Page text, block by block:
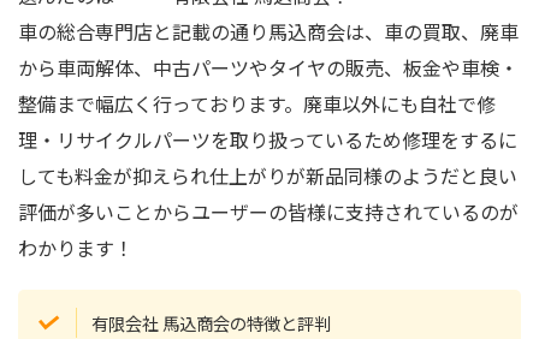
車の総合専門店と記載の通り馬込商会は、車の買取、廃車
から車両解体、中古パーツやタイヤの販売、板金や車検・
整備まで幅広く行っております。廃車以外にも自社で修
理・リサイクルパーツを取り扱っているため修理をするに
しても料金が抑えられ仕上がりが新品同様のようだと良い
評価が多いことからユーザーの皆様に支持されているのが
わかります！
有限会社 馬込商会の特徴と評判